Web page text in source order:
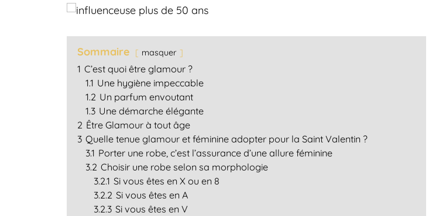
Sommaire masquer
1 C’est quoi être glamour ?
1.1 Une hygiène impeccable
1.2 Un parfum envoutant
1.3 Une démarche élégante
2 Être Glamour à tout âge
3 Quelle tenue glamour et féminine adopter pour la Saint Valentin ?
3.1 Porter une robe, c’est l’assurance d’une allure féminine
3.2 Choisir une robe selon sa morphologie
3.2.1 Si vous êtes en X ou en 8
3.2.2 Si vous êtes en A
3.2.3 Si vous êtes en V